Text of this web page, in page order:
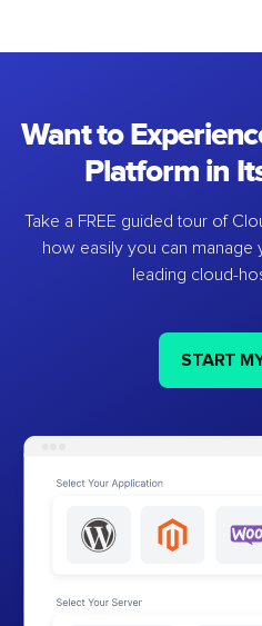
Want to
Platform in
Take a FREE guided tour of
how easily you can manage
leading cloud-
START